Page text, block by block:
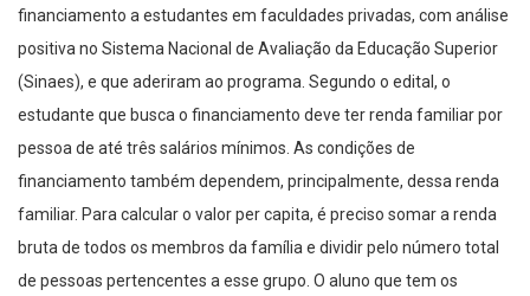
financiamento a estudantes em faculdades privadas, com análise
positiva no Sistema Nacional de Avaliação da Educação Superior
(Sinaes), e que aderiram ao programa. Segundo o edital, o
estudante que busca o financiamento deve ter renda familiar por
pessoa de até três salários mínimos. As condições de
financiamento também dependem, principalmente, dessa renda
familiar. Para calcular o valor per capita, é preciso somar a renda
bruta de todos os membros da família e dividir pelo número total
de pessoas pertencentes a esse grupo. O aluno que tem os